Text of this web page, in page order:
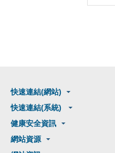
快速連結(網站)
快速連結(系統)
健康安全資訊
網站資源